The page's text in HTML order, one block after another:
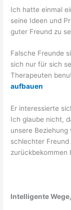
Ich hatte einmal
seine Ideen und
guter Freund zu
Falsche Freunde
sich nur für sich
Therapeuten
aufbauen
Er interessierte
Ich glaube nicht,
unsere
schlechter
zurückbekommen
Intelligente